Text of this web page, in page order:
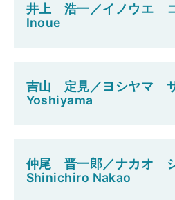
井上 浩一／イノウエ
Inoue
吉山 定見／ヨシヤマ
Yoshiyama
仲尾 晋一郎／ナカオ
Shinichiro Nakao